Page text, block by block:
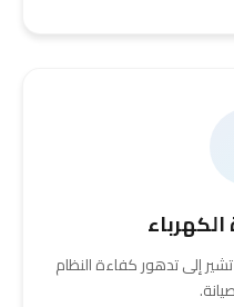
الكهرباء
إلى تدهور كفاءة النظام